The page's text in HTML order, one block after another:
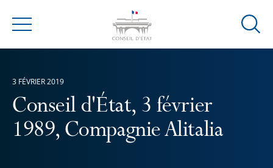
Menu
Ouvrir
Conseil d'État, 3 février
1989, Compagnie Alitalia
3 FÉVRIER 2019